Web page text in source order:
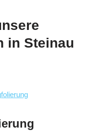
in Steinau